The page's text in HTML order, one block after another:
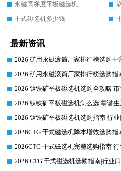
永磁高梯度平板磁选机
干式磁选机多少钱
最新资讯
2026 矿用永磁滚筒厂家排行榜选购
2026 矿用永磁滚筒厂家排行榜选购
2026 钛铁矿平板磁选机选购全攻略
2026 钛铁矿平板磁选机怎么选 靠谱
2026 钛铁矿平板磁选机选购指南 行
2026CTG 干式磁选机降本增效选购
2026CTG 干式磁选机完整选购指南
2026 CTG 干式磁选机选购指南|行业